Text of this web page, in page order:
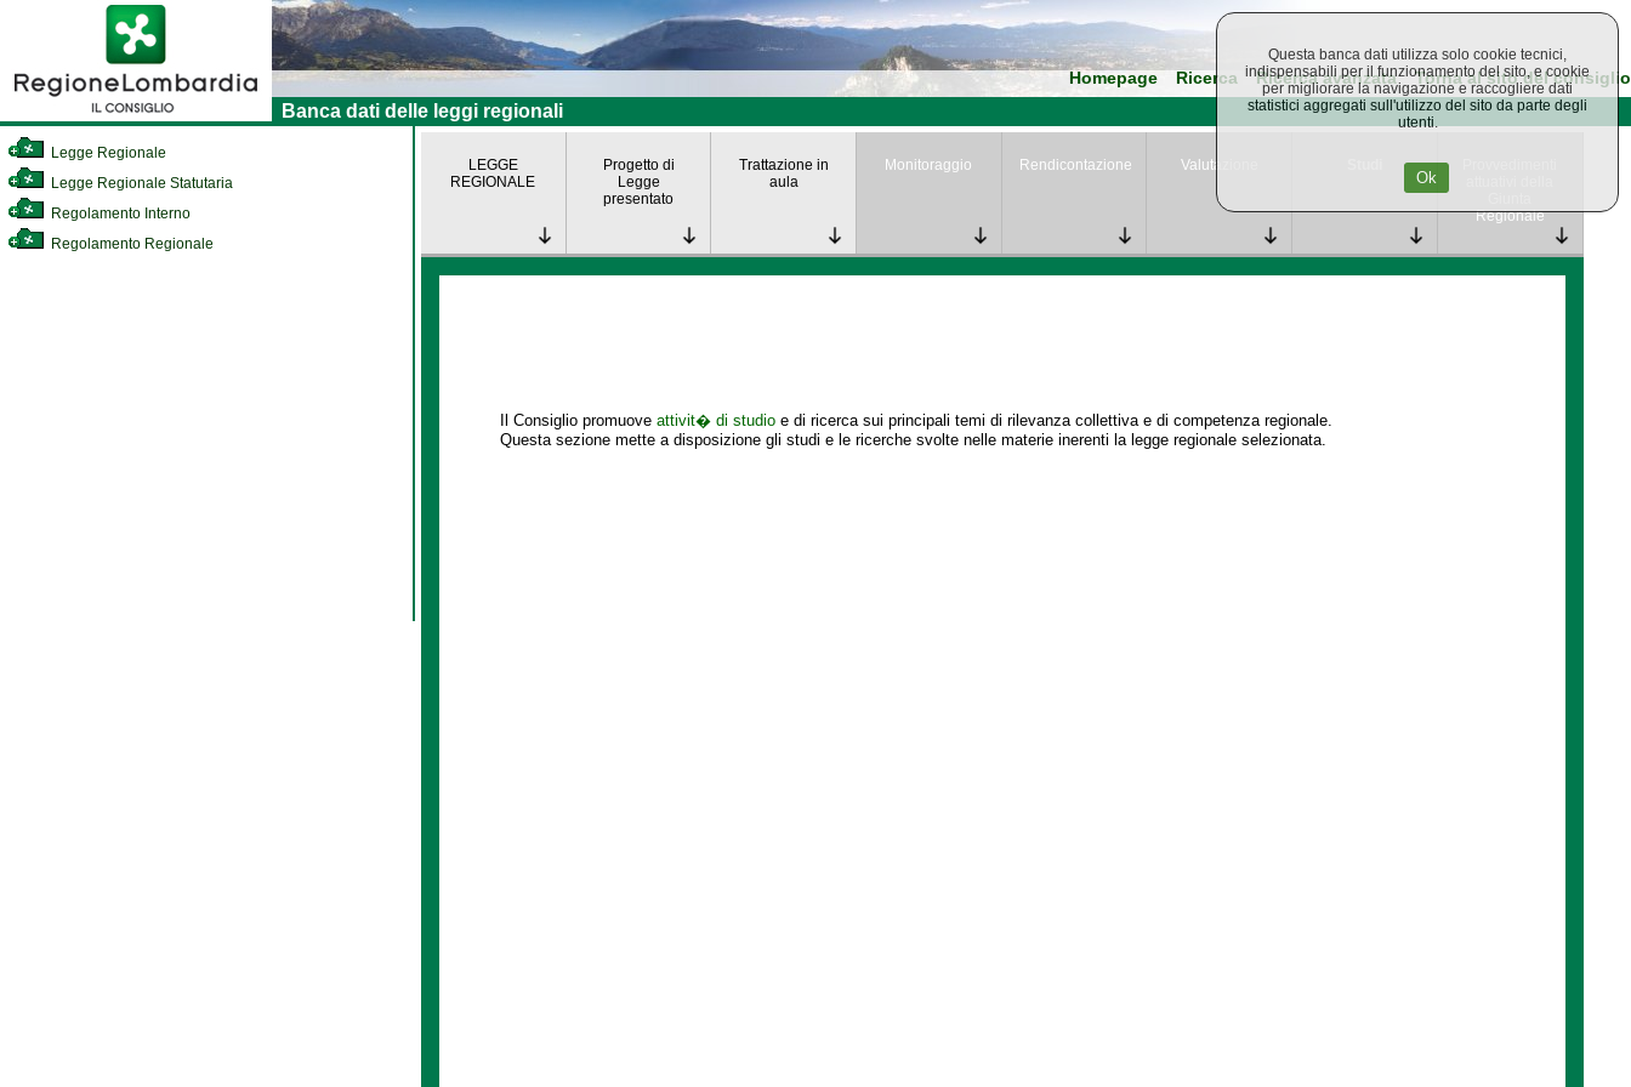
Homepage Ricerca Ricerca avanzata Torna al sito del consiglio
Banca dati delle leggi regionali
Legge Regionale
Legge Regionale Statutaria
Regolamento Interno
Regolamento Regionale
LEGGE
REGIONALE
Progetto di
Legge
presentato
Trattazione in
aula
Monitoraggio Rendicontazione Valutazione
Regionale
Il Consiglio promuove attivit� di studio e di ricerca sui principali temi di rilevanza collettiva e di competenza regionale.
Questa sezione mette a disposizione gli studi e le ricerche svolte nelle materie inerenti la legge regionale selezionata.
Questa banca dati utilizza solo cookie tecnici,
indispensabili per il funzionamento del sito, e cookie
per migliorare la navigazione e raccogliere dati
statistici aggregati sull'utilizzo del sito da parte degli
utenti.
Ok